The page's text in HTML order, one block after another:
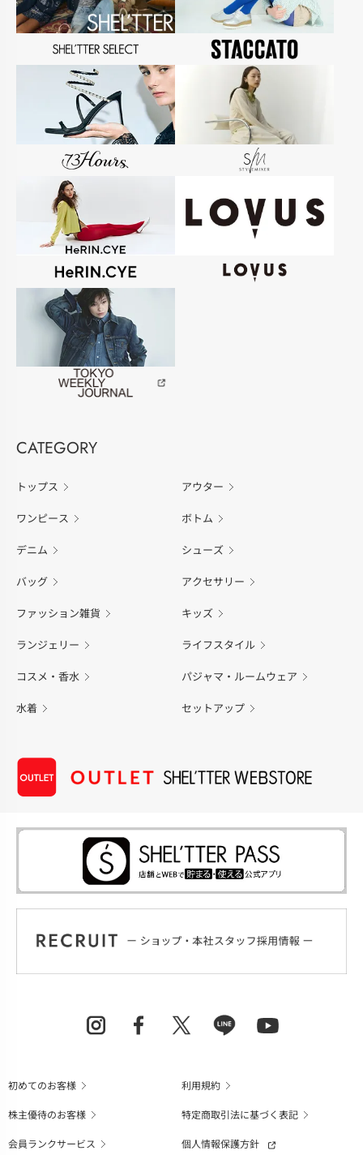
CATEGORY
トップス アウター
ワンピース ボトム
デニム シューズ
バッグ アクセサリー
ファッション雑貨 キッズ
ランジェリー ライフスタイル
コスメ・香水 パジャマ・ルームウェア
水着 セットアップ
初めてのお客様
利用規約
株主優待のお客様
特定商取引法に基づく表記
会員ランクサービス
個人情報保護方針